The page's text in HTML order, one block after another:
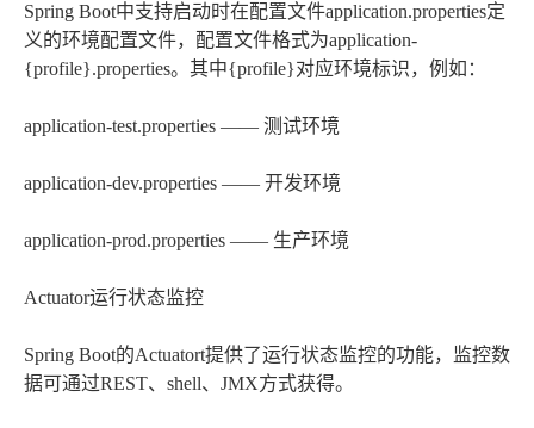
Spring Boot中支持启动时在配置文件application.properties定
义的环境配置文件，配置文件格式为application-
{profile}.properties。其中{profile}对应环境标识，例如：
application-test.properties —— 测试环境
application-dev.properties —— 开发环境
application-prod.properties —— 生产环境
Actuator运行状态监控
Spring Boot的Actuatort提供了运行状态监控的功能，监控数
据可通过REST、shell、JMX方式获得。